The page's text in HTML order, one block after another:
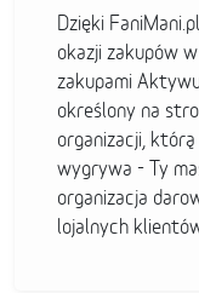
Dzięki
okazji zakupów
zakupami
określony na
organizacji,
wygrywa - Ty
organizacja
lojalnych